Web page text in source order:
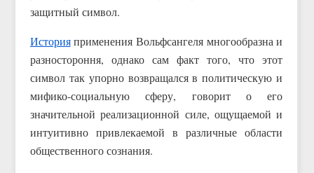
защитный символ.
Историяприменения Вольфсангеля многообразна и
разностороння, однако сам факт того, что этот
символ так упорно возвращался в политическую и
мифико-социальную сферу, говорит о его
значительной реализационной силе, ощущаемой и
интуитивно привлекаемой в различные области
общественного сознания.